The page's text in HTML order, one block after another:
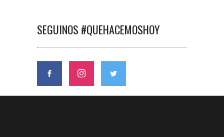
SEGUINOS #QUEHACEMOSHOY